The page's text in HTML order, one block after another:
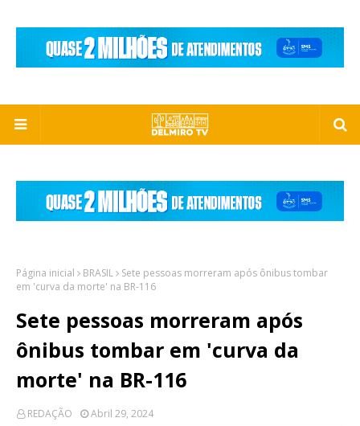
Página inicial BRASIL
Sete pessoas morreram após ônibus tombar
em 'curva da morte' na BR-116
Sete pessoas morreram após
ônibus tombar em 'curva da
morte' na BR-116
REDAÇÃO Abril 29, 2024